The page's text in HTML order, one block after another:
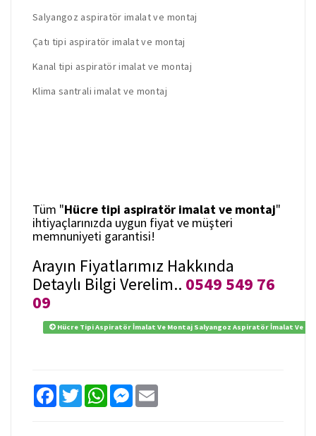
Salyangoz aspiratör imalat ve montaj
Çatı tipi aspiratör imalat ve montaj
Kanal tipi aspiratör imalat ve montaj
Klima santrali imalat ve montaj
Tüm "Hücre tipi aspiratör imalat ve montaj"
ihtiyaçlarınızda uygun fiyat ve müşteri
memnuniyeti garantisi!
Arayın Fiyatlarımız Hakkında
Detaylı Bilgi Verelim.. 0549 549 76
09
Hücre Tipi Aspiratör İmalat Ve Montaj Salyangoz Aspiratör İmalat Ve
F
T
w
W
M